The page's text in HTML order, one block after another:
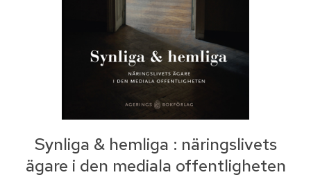
Synliga & hemliga : näringslivets
ägare i den mediala offentligheten